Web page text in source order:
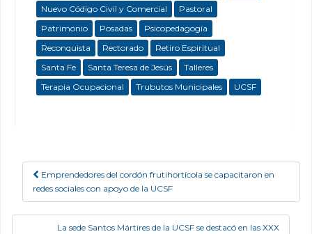
Nuevo Código Civil y Comercial
Pastoral
Patrimonio
Posadas
Psicopedagogía
Reconquista
Rectorado
Retiro Espiritual
Santa Fe
Santa Teresa de Jesús
Talleres
Terapia Ocupacional
Trubutos Municipales UCSF
Post navigation
Emprendedores del cordón frutihortícola se capacitaron en
redes sociales con apoyo de la UCSF
La sede Santos Mártires de la UCSF se destacó en las XXX